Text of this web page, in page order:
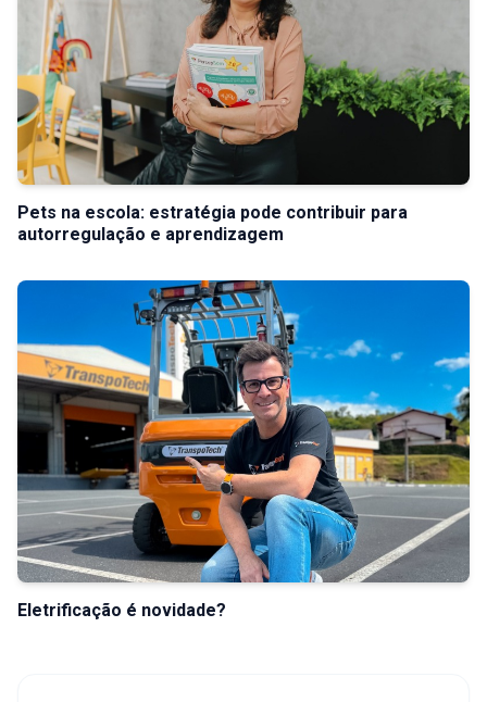
Pets na escola: estratégia pode contribuir para
autorregulação e aprendizagem
Eletrificação é novidade?